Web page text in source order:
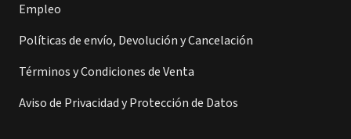
Empleo
Políticas de envío, Devolución y Cancelación
Términos y Condiciones de Venta
Aviso de Privacidad y Protección de Datos